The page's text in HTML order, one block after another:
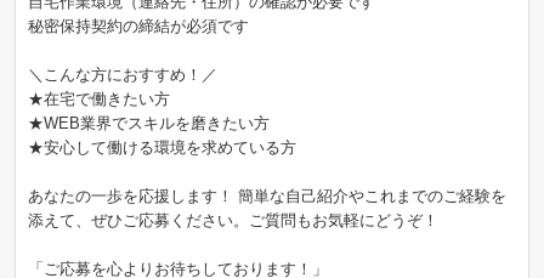
秘密保持契約の締結が必須です
＼こんな方におすすめ！／
★在宅で働きたい方
★WEB業界でスキルを磨きたい方
★安心して働ける環境を求めている方
あなたの一歩を応援します！ 簡単な自己紹介やこれまでのご経験を
添えて、ぜひご応募ください。ご質問もお気軽にどうぞ！
「ご応募を心よりお待ちしております！」